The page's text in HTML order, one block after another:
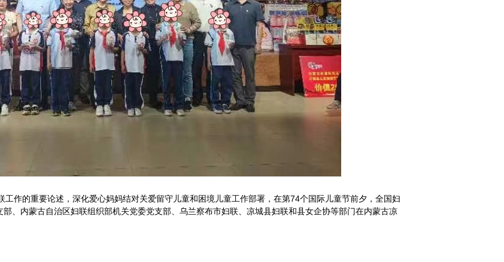
作的重要论述，深化爱心妈妈结对关爱留守儿童和困境儿童工作部署，在第74个国际儿童节前夕，全国妇
、内蒙古自治区妇联组织部机关党委党支部、乌兰察布市妇联、凉城县妇联和县女企协等部门在内蒙古凉